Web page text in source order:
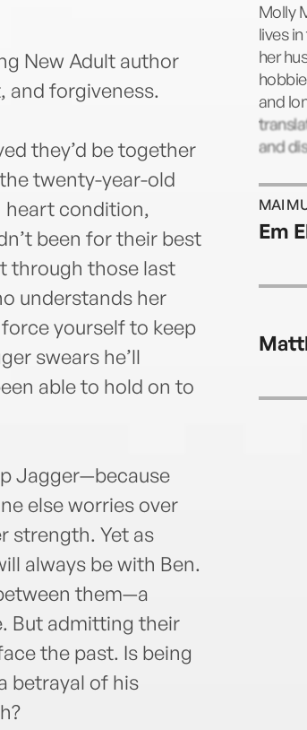
New Adult author
and forgiveness.
they’d be together
twenty-year-old
heart condition,
been for their best
through those last
understands her
yourself to keep
swears he’ll
able to hold on to
Jagger—because
else worries over
strength. Yet as
always be with Ben.
them—a
But admitting their
the past. Is being
betrayal of his
Molly
lives
her
and
and
MAI
Em